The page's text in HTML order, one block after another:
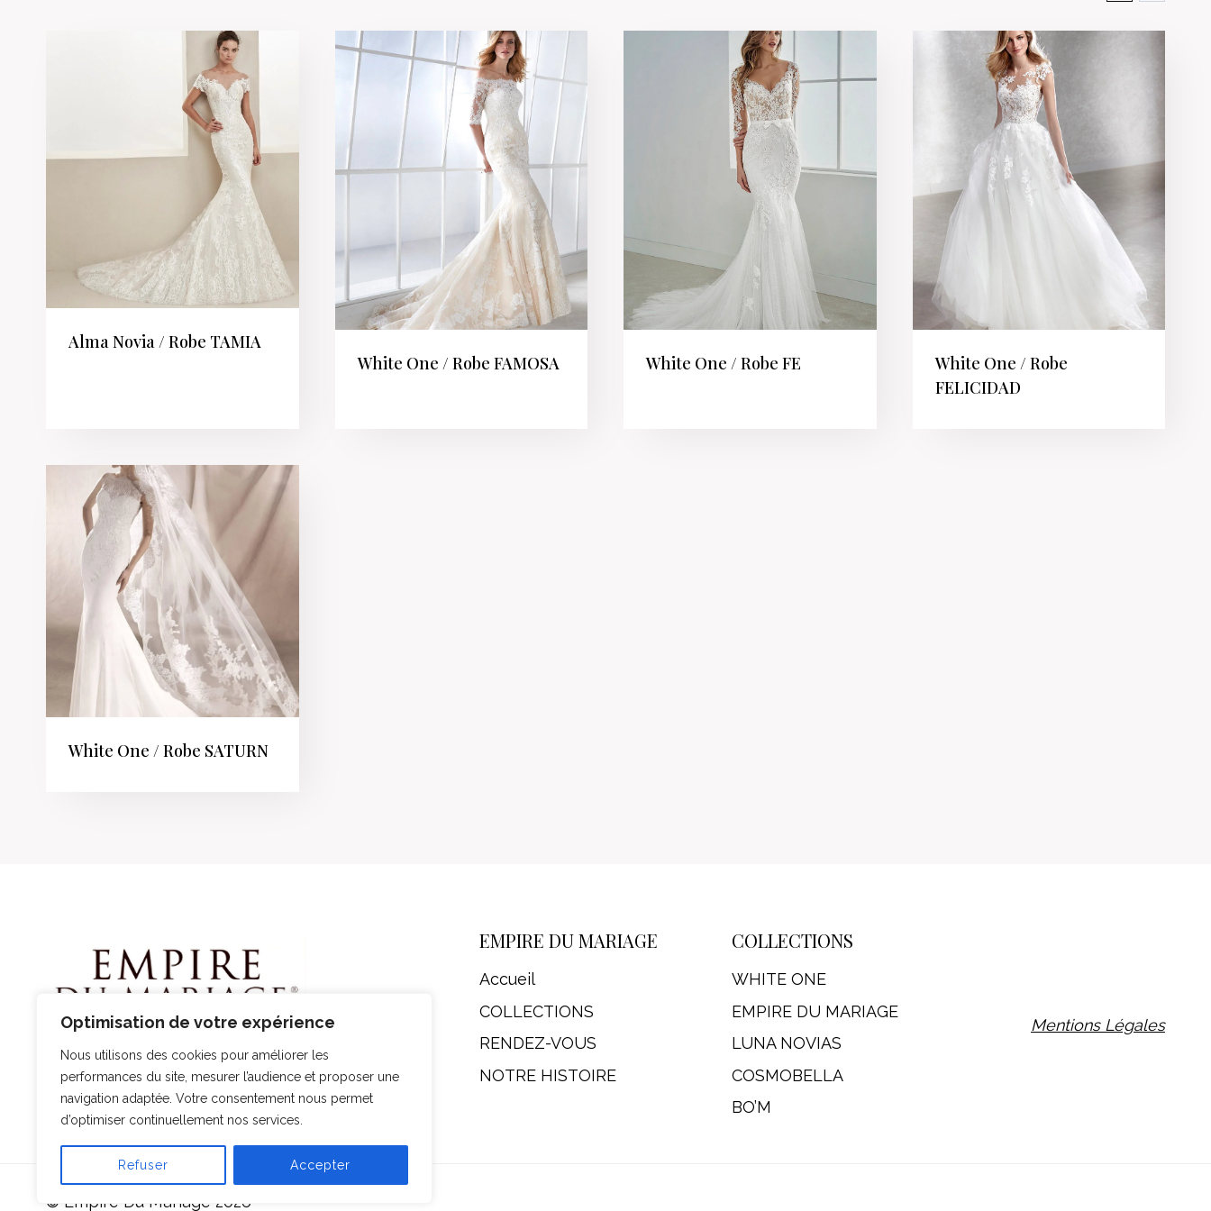
Optimisation de votre expérience
Nous utilisons des cookies pour améliorer les
performances du site, mesurer l’audience et proposer une
navigation adaptée. Votre consentement nous permet
d’optimiser continuellement nos services.
Refuser Accepter
Alma Novia / Robe TAMIA
White One / Robe FAMOSA
White One / Robe FE
White One / Robe
FELICIDAD
White One / Robe SATURN
EMPIRE DU MARIAGE
Accueil
COLLECTIONS
RENDEZ-VOUS
NOTRE HISTOIRE
COLLECTIONS
WHITE ONE
EMPIRE DU MARIAGE
LUNA NOVIAS
COSMOBELLA
BO’M
Mentions Légales
© Empire Du Mariage 2026